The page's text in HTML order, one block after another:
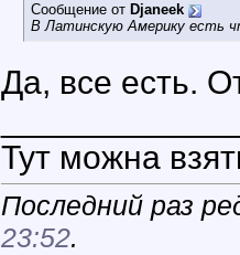
Сообщение от Djaneek
В Латинскую Америку есть
Да, все есть.
Тут можна
Последний раз
23:52.